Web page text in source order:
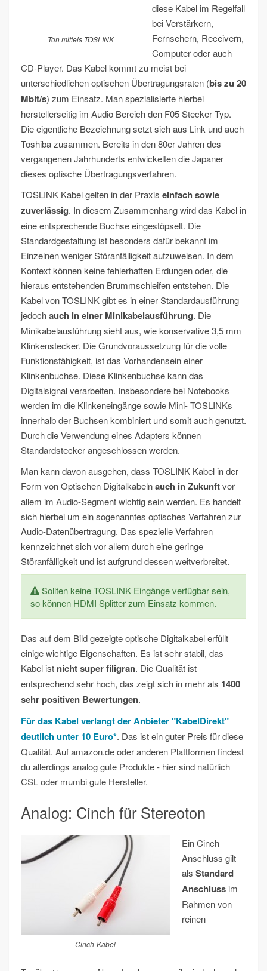
Ton mittels TOSLINK
diese Kabel im Regelfall
bei Verstärkern,
Fernsehern, Receivern,
Computer oder auch
CD-Player. Das Kabel kommt zu meist bei
unterschiedlichen optischen Übertragungsraten (bis zu 20
Mbit/s) zum Einsatz. Man spezialisierte hierbei
herstellerseitig im Audio Bereich den F05 Stecker Typ.
Die eigentliche Bezeichnung setzt sich aus Link und auch
Toshiba zusammen. Bereits in den 80er Jahren des
vergangenen Jahrhunderts entwickelten die Japaner
dieses optische Übertragungsverfahren.
TOSLINK Kabel gelten in der Praxis einfach sowie
zuverlässig. In diesem Zusammenhang wird das Kabel in
eine entsprechende Buchse eingestöpselt. Die
Standardgestaltung ist besonders dafür bekannt im
Einzelnen weniger Störanfälligkeit aufzuweisen. In dem
Kontext können keine fehlerhaften Erdungen oder, die
hieraus entstehenden Brummschleifen entstehen. Die
Kabel von TOSLINK gibt es in einer Standardausführung
jedochauch in einer Minikabelausführung. Die
Minikabelausführung sieht aus, wie konservative 3,5 mm
Klinkenstecker. Die Grundvoraussetzung für die volle
Funktionsfähigkeit, ist das Vorhandensein einer
Klinkenbuchse. Diese Klinkenbuchse kann das
Digitalsignal verarbeiten. Insbesondere bei Notebooks
werden im die Klinkeneingänge sowie Mini- TOSLINKs
innerhalb der Buchsen kombiniert und somit auch genutzt.
Durch die Verwendung eines Adapters können
Standardstecker angeschlossen werden.
Man kann davon ausgehen, dass TOSLINK Kabel in der
Form von Optischen Digitalkabelnauch in Zukunftvor
allem im Audio-Segment wichtig sein werden. Es handelt
sich hierbei um ein sogenanntes optisches Verfahren zur
Audio-Datenübertragung. Das spezielle Verfahren
kennzeichnet sich vor allem durch eine geringe
Störanfälligkeit und ist aufgrund dessen weitverbreitet.
Sollten keine TOSLINK Eingänge verfügbar sein,
so können HDMI Splitter zum Einsatz kommen.
Das auf dem Bild gezeigte optische Digitalkabel erfüllt
einige wichtige Eigenschaften. Es ist sehr stabil, das
Kabel ist nicht super filigran. Die Qualität ist
entsprechend sehr hoch, das zeigt sich in mehr als 1400
sehr positiven Bewertungen.
Für das Kabel verlangt der Anbieter "KabelDirekt"
deutlich unter 10 Euro*. Das ist ein guter Preis für diese
Qualität. Auf amazon.de oder anderen Plattformen findest
du allerdings analog gute Produkte - hier sind natürlich
CSL oder mumbi gute Hersteller.
Analog: Cinch für Stereoton
Cinch-Kabel
Ein Cinch
Anschluss gilt
als Standard
Anschluss im
Rahmen von
reinen